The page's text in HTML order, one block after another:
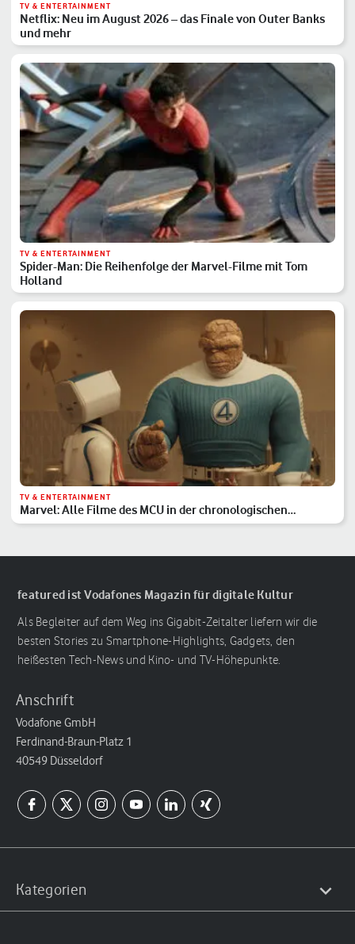
TV & ENTERTAINMENT
Netflix: Neu im August 2026 – das Finale von Outer Banks
und mehr
TV & ENTERTAINMENT
Spider-Man: Die Reihenfolge der Marvel-Filme mit Tom
Holland
TV & ENTERTAINMENT
Marvel: Alle Filme des MCU in der chronologischen
Reihenfolge
featured ist Vodafones Magazin für digitale Kultur
Als Begleiter auf dem Weg ins Gigabit-Zeitalter liefern wir die
besten Stories zu Smartphone-Highlights, Gadgets, den
heißesten Tech-News und Kino- und TV-Höhepunkte.
Anschrift
Vodafone GmbH
Ferdinand-Braun-Platz 1
40549 Düsseldorf
Kategorien